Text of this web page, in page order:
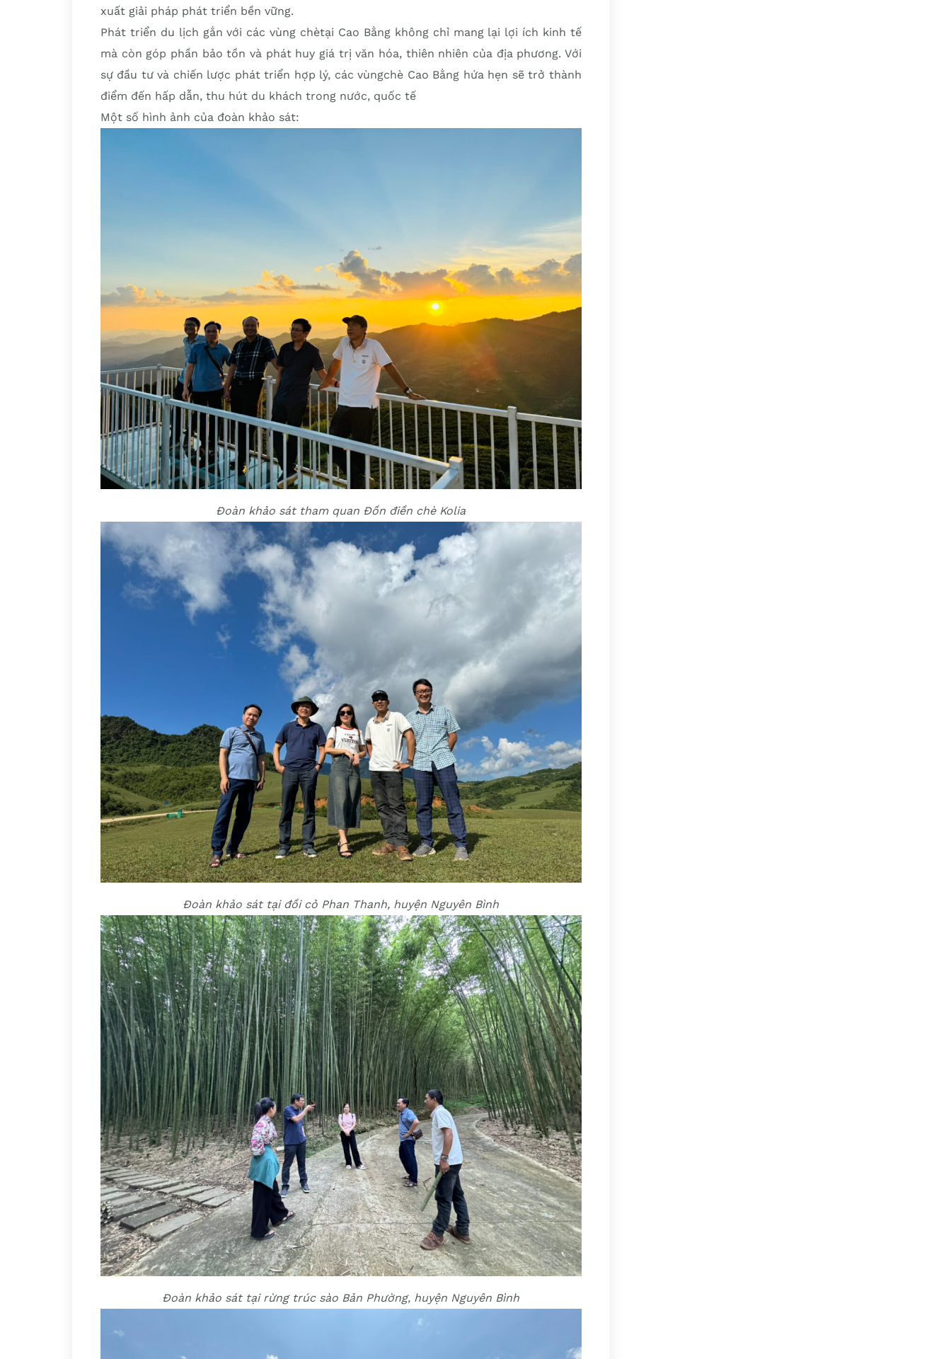
xuất giải pháp phát triển bền vững.
Phát triển du lịch gắn với các vùng chètại Cao Bằng không chỉ mang lại lợi ích kinh tế
mà còn góp phần bảo tồn và phát huy giá trị văn hóa, thiên nhiên của địa phương. Với
sự đầu tư và chiến lược phát triển hợp lý, các vùngchè Cao Bằng hứa hẹn sẽ trở thành
điểm đến hấp dẫn, thu hút du khách trong nước, quốc tế
Một số hình ảnh của đoàn khảo sát:
Đoàn khảo sát tham quan Đồn điền chè Kolia
Đoàn khảo sát tại đồi cỏ Phan Thanh, huyện Nguyên Bình
Đoàn khảo sát tại rừng trúc sào Bản Phường, huyện Nguyên Bình